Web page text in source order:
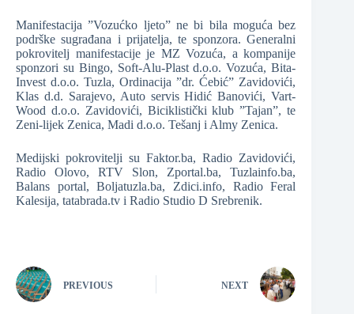
Manifestacija ”Vozućko ljeto” ne bi bila moguća bez
podrške sugrađana i prijatelja, te sponzora. Generalni
pokrovitelj manifestacije je MZ Vozuća, a kompanije
sponzori su Bingo, Soft-Alu-Plast d.o.o. Vozuća, Bita-
Invest d.o.o. Tuzla, Ordinacija ”dr. Ćebić” Zavidovići,
Klas d.d. Sarajevo, Auto servis Hidić Banovići, Vart-
Wood d.o.o. Zavidovići, Biciklistički klub ”Tajan”, te
Zeni-lijek Zenica, Madi d.o.o. Tešanj i Almy Zenica.
Medijski pokrovitelji su Faktor.ba, Radio Zavidovići,
Radio Olovo, RTV Slon, Zportal.ba, Tuzlainfo.ba,
Balans portal, Boljatuzla.ba, Zdici.info, Radio Feral
Kalesija, tatabrada.tv i Radio Studio D Srebrenik.
PREVIOUS NEXT